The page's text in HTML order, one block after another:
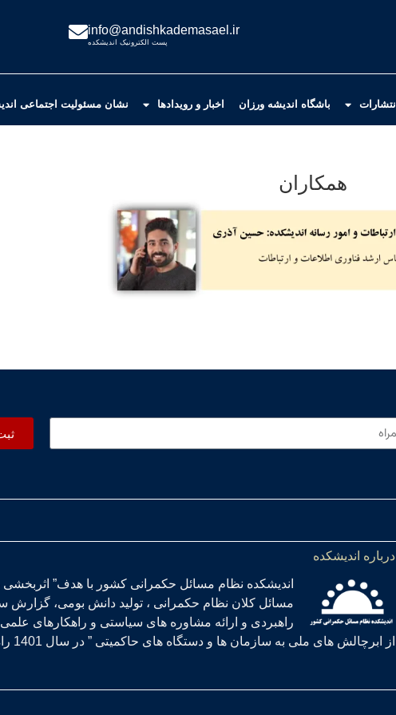
info@andishkademasael.ir
پست الکترونیک اندیشکده
انتشارات باشگاه اندیشه ورزان اخبار و رویدادها نشان مسئولیت اجتماعی
همکاران
درباره اندیشکده
اندیشکده نظام مسائل حکمرانی کشور با هدف”
مسائل کلان نظام حکمرانی ، تولید دانش بومی، گزارش
راهبردی و ارائه مشاوره های سیاستی و راهکارهای
از ابرچالش های ملی به سازمان ها و دستگاه های حاکمیتی ” در سال 1401 راه اندازی شده است.